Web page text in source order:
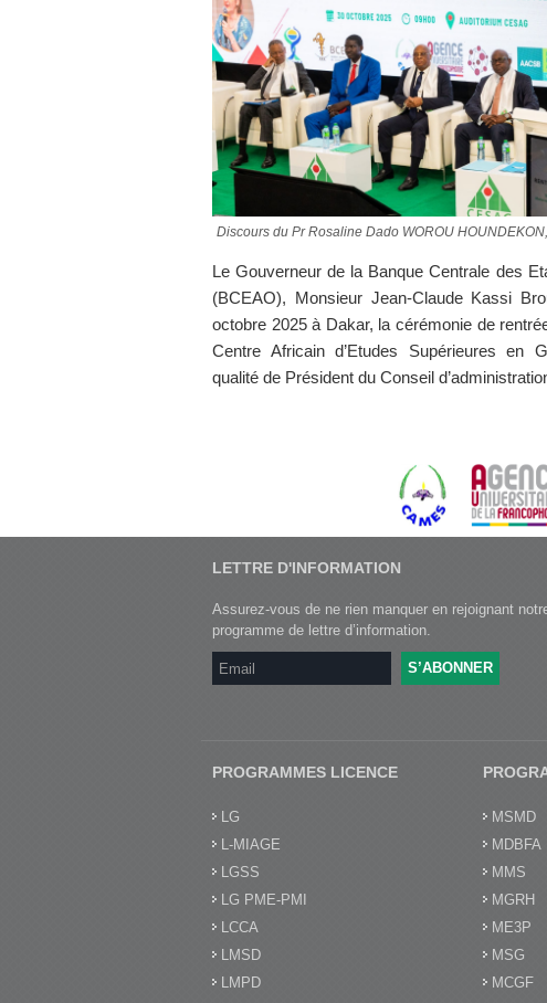
Discours du Pr Rosaline Dado WOROU
Le Gouverneur de la Banque Centrale des
(BCEAO), Monsieur Jean-Claude Kassi
octobre 2025 à Dakar, la cérémonie de
Centre Africain d’Etudes Supérieures en
qualité de Président du Conseil
LETTRE D'INFORMATION
Assurez-vous de ne rien manquer en rejoignant
programme de lettre d’information.
PROGRAMMES LICENCE
LG
L-MIAGE
LGSS
LG PME-PMI
LCCA
LMSD
LMPD
MSMD
MDBFA
MMS
MGRH
ME3P
MSG
MCGF